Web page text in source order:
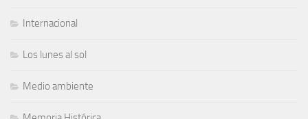
Internacional
Los lunes al sol
Medio ambiente